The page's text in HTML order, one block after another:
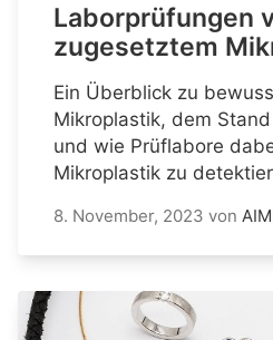
Laborprüfungen
zugesetztem
Ein Überblick zu
Mikroplastik, dem
und wie Prüflabore
Mikroplastik zu
8. November, 2023 von